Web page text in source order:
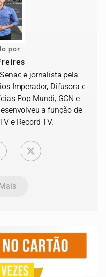
por:
e jornalista pela
Imperador, Difusora e
Pop Mundi, GCN e
a função de
e Record TV.